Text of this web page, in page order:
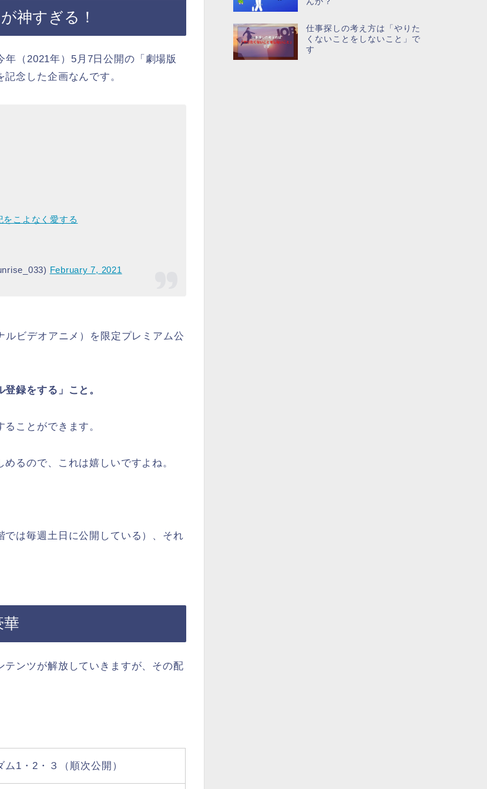
神すぎる！
（2021年）5月7日公開の「劇場版
念した企画なんです。
をこよなく愛する
February 7, 2021
ルビデオアニメ）を限定プレミアム公
録をする」こと。
ことができます。
るので、これは嬉しいですよね。
は毎週土日に公開している）、それ
ンツが解放していきますが、その配
1・2・３（順次公開）
仕事探しの考え方は「やりた
くないことをしないこと」で
す